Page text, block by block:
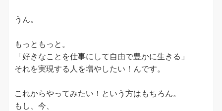
うん。
もっともっと。
「好きなことを仕事にして自由で豊かに生きる」
それを実現する人を増やしたい！んです。
これからやってみたい！という方はもちろん。
もし、今、